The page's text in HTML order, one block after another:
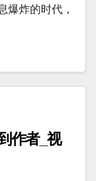
爆炸的时代，
作者_视